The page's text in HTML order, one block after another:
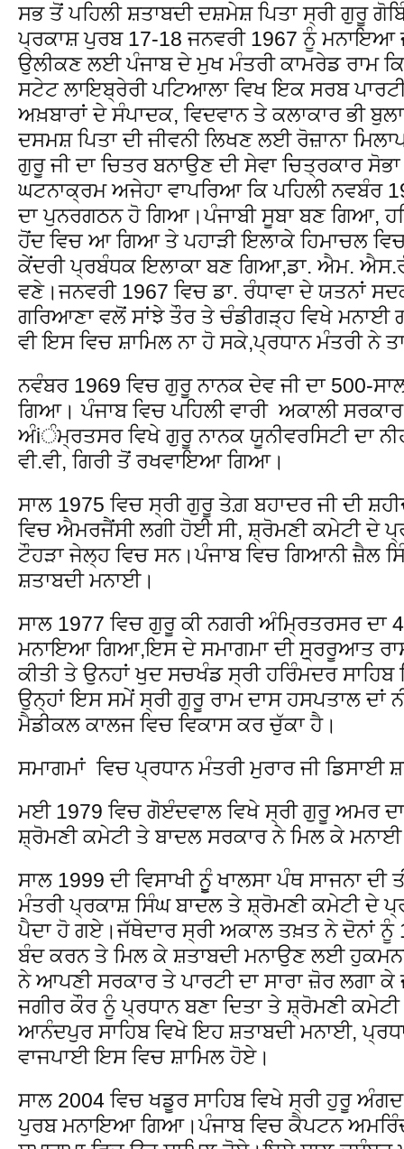
ਸਭ ਤੋਂ ਪਹਿਲੀ ਸ਼ਤਾਬਦੀ ਦਸ਼ਮੇਸ਼ ਪਿਤਾ ਸ੍ਰੀ ਗੁਰੂ
ਪ੍ਰਕਾਸ਼ ਪੁਰਬ 17-18 ਜਨਵਰੀ 1967 ਨੂੰ ਮਨਾਇਆ
ਉਲੀਕਣ ਲਈ ਪੰਜਾਬ ਦੇ ਮੁਖ ਮੰਤਰੀ ਕਾਮਰੇਡ ਰਾਮ
ਸਟੇਟ ਲਾਇਬ੍ਰੇਰੀ ਪਟਿਆਲਾ ਵਿਖ ਇਕ ਸਰਬ
ਅਖ਼ਬਾਰਾਂ ਦੇ ਸੰਪਾਦਕ, ਵਿਦਵਾਨ ਤੇ ਕਲਾਕਾਰ ਭੀ
ਦਸਮਸ਼ ਪਿਤਾ ਦੀ ਜੀਵਨੀ ਲਿਖਣ ਲਈ ਰੋਜ਼ਾਨਾ
ਗੁਰੂ ਜੀ ਦਾ ਚਿਤਰ ਬਨਾਉਣ ਦੀ ਸੇਵਾ ਚਿਤ੍ਰਕਾਰ
ਘਟਨਾਕ੍ਰਮ ਅਜੇਹਾ ਵਾਪਰਿਆ ਕਿ ਪਹਿਲੀ ਨਵਬੰਰ
ਦਾ ਪੁਨਰਗਠਨ ਹੋ ਗਿਆ।ਪੰਜਾਬੀ ਸੂਬਾ ਬਣ ਗਿਆ,
ਹੋਂਦ ਵਿਚ ਆ ਗਿਆ ਤੇ ਪਹਾੜੀ ਇਲਾਕੇ ਹਿਮਾਚਲ
ਕੇਂਦਰੀ ਪ੍ਰਬੰਧਕ ਇਲਾਕਾ ਬਣ ਗਿਆ,ਡਾ. ਐਮ.
ਵਣੇ।ਜਨਵਰੀ 1967 ਵਿਚ ਡਾ. ਰੰਧਾਵਾ ਦੇ ਯਤਨਾਂ
ਗਰਿਆਣਾ ਵਲੋਂ ਸਾਂਝੇ ਤੌਰ ਤੇ ਚੰਡੀਗੜ੍ਹ ਵਿਖੇ
ਵੀ ਇਸ ਵਿਚ ਸ਼ਾਮਿਲ ਨਾ ਹੋ ਸਕੇ,ਪ੍ਰਧਾਨ ਮੰਤਰੀ ਨੇ
ਨਵੰਬਰ 1969 ਵਿਚ ਗੁਰੂ ਨਾਨਕ ਦੇਵ ਜੀ ਦਾ 500-
ਗਿਆ। ਪੰਜਾਬ ਵਿਚ ਪਹਿਲੀ ਵਾਰੀ ਅਕਾਲੀ
ਅੰiੰਮ੍ਰਤਸਰ ਵਿਖੇ ਗੁਰੂ ਨਾਨਕ ਯੂਨੀਵਰਸਿਟੀ ਦਾ
ਵੀ.ਵੀ, ਗਿਰੀ ਤੋਂ ਰਖਵਾਇਆ ਗਿਆ।
ਸਾਲ 1975 ਵਿਚ ਸ੍ਰੀ ਗੁਰੂ ਤੇਗ਼ ਬਹਾਦਰ ਜੀ ਦੀ
ਵਿਚ ਐਮਰਜੈਂਸੀ ਲਗੀ ਹੋਈ ਸੀ, ਸ਼੍ਰੋਮਣੀ ਕਮੇਟੀ ਦੇ
ਟੌਹੜਾ ਜੇਲ੍ਹ ਵਿਚ ਸਨ।ਪੰਜਾਬ ਵਿਚ ਗਿਆਨੀ ਜ਼ੈਲ
ਸ਼ਤਾਬਦੀ ਮਨਾਈ।
ਸਾਲ 1977 ਵਿਚ ਗੁਰੂ ਕੀ ਨਗਰੀ ਅੰਮ੍ਰਿਤਰਸਰ ਦਾ
ਮਨਾਇਆ ਗਿਆ,ਇਸ ਦੇ ਸਮਾਗਮਾ ਦੀ ਸੁ੍ਰਰੂਆਤ
ਕੀਤੀ ਤੇ ਉਨਹਾਂ ਖੁਦ ਸਚਖੰਡ ਸ੍ਰੀ ਹਰਿੰਮਦਰ
ਉਨ੍ਹਾਂ ਇਸ ਸਮੇਂ ਸ੍ਰੀ ਗੁਰੂ ਰਾਮ ਦਾਸ ਹਸਪਤਾਲ
ਮੈਡੀਕਲ ਕਾਲਜ ਵਿਚ ਵਿਕਾਸ ਕਰ ਚੁੱਕਾ ਹੈ।
ਸਮਾਗਮਾਂ ਵਿਚ ਪ੍ਰਧਾਨ ਮੰਤਰੀ ਮੁਰਾਰ ਜੀ ਡਿਸਾਈ
ਮਈ 1979 ਵਿਚ ਗੋੋੲੰਦਵਾਲ ਵਿਖੇ ਸ੍ਰੀ ਗੁਰੂ ਅਮਰ
ਸ਼੍ਰੋਮਣੀ ਕਮੇਟੀ ਤੇ ਬਾਦਲ ਸਰਕਾਰ ਨੇ ਮਿਲ ਕੇ
ਸਾਲ 1999 ਦੀ ਵਿਸਾਖੀ ਨੂੂੰ ਖਾਲਸਾ ਪੰਥ ਸਾਜਨਾ ਦੀ
ਮੰਤਰੀ ਪ੍ਰਕਾਸ਼ ਸਿੰਘ ਬਾਦਲ ਤੇ ਸ਼੍ਰੋਮਣੀ ਕਮੇਟੀ ਦੇ
ਪੈਦਾ ਹੋ ਗਏ।ਜੱਥੇਦਾਰ ਸ੍ਰੀ ਅਕਾਲ ਤਖ਼ਤ ਨੇ ਦੋਨਾਂ
ਬੰਦ ਕਰਨ ਤੇ ਮਿਲ ਕੇ ਸ਼ਤਾਬਦੀ ਮਨਾਉਣ ਲਈ
ਨੇ ਆਪਣੀ ਸਰਕਾਰ ਤੇ ਪਾਰਟੀ ਦਾ ਸਾਰਾ ਜ਼ੋਰ ਲਗਾ ਕੇ
ਜਗੀਰ ਕੌਰ ਨੂੰ ਪ੍ਰਧਾਨ ਬਣਾ ਦਿਤਾ ਤੇ ਸ਼੍ਰੋਮਣੀ
ਆਨੰਦਪੁਰ ਸਾਹਿਬ ਵਿਖੇ ਇਹ ਸ਼ਤਾਬਦੀ ਮਨਾਈ,
ਵਾਜਪਾਈ ਇਸ ਵਿਚ ਸ਼ਾਮਿਲ ਹੋਏ।
ਸਾਲ 2004 ਵਿਚ ਖਡੂਰ ਸਾਹਿਬ ਵਿਖੇ ਸ੍ਰੀ ਹੁਰੂ
ਪੁਰਬ ਮਨਾਇਆ ਗਿਆ।ਪੰਜਾਬ ਵਿਚ ਕੈਪਟਨ